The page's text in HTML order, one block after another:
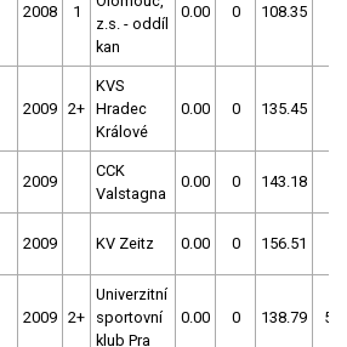
2008 1
z.s. - oddíl
kan
0.00 0 108.35
2009 2+
KVS
Hradec
Králové
0.00 0 135.45
2009
CCK
Valstagna
0.00 0 143.18
2009 KV Zeitz 0.00 0 156.51
2009 2+
Univerzitní
sportovní
klub Pra
0.00 0 138.79 58